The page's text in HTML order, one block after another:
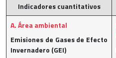
Indicadores cuantitativos
A. Área ambiental
Emisiones de Gases de Efecto
Invernadero (GEI)